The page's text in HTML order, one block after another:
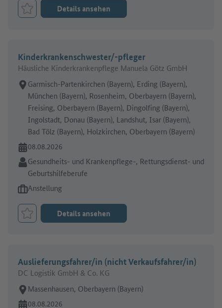
Job merken
Details ansehen
Kinderkrankenschwester/-pfleger
Häusliche Kinderkrankenpflege Manuela Götz GmbH
Arbeitsort:
Garmisch-Partenkirchen (Bayern), Erding (Bayern),
München (Bayern), Rosenheim, Oberbayern (Bayern),
Freising, Oberbayern (Bayern), Dingolfing (Bayern),
Ingolstadt, Donau (Bayern), Landshut, Isar (Bayern),
Bad Tölz (Bayern), Holzkirchen, Oberbayern (Bayern)
Online seit:
08.08.2026
Branche:
Gesundheits- und Krankenpflege-, Rettungsdienst- und
Geburtshilfeberufe
Art des Jobangebots:
Anstellung
Job merken
Details ansehen
Auslieferungsfahrer/in (nicht Verkaufsfahrer/in)
DC Logistik GmbH & Co. KG
Arbeitsort:
Massenhausen, Oberbayern (Bayern)
Online seit:
08.08.2026